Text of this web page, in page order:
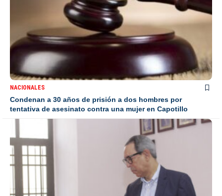
NACIONALES
Condenan a 30 años de prisión a dos hombres por
tentativa de asesinato contra una mujer en Capotillo